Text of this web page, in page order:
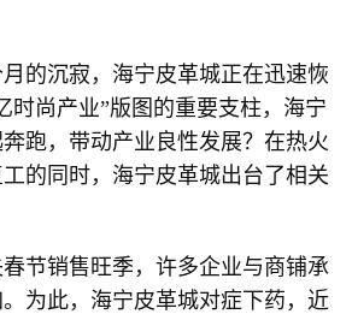
沉寂，海宁皮革城正在迅速恢
时尚产业”版图的重要支柱，海宁
跑，带动产业良性发展？在热火
的同时，海宁皮革城出台了相关
销售旺季，许多企业与商铺承
为此，海宁皮革城对症下药，近